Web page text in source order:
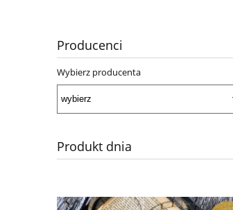
Producenci
Wybierz producenta
Produkt dnia